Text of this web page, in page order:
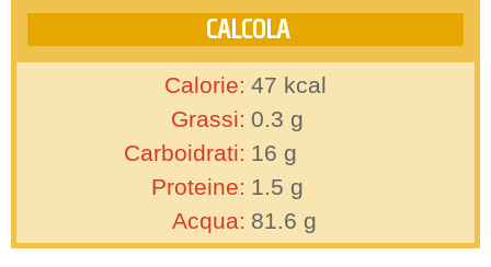
Calorie: 47 kcal
Grassi: 0.3 g
Carboidrati: 16 g
Proteine: 1.5 g
Acqua: 81.6 g